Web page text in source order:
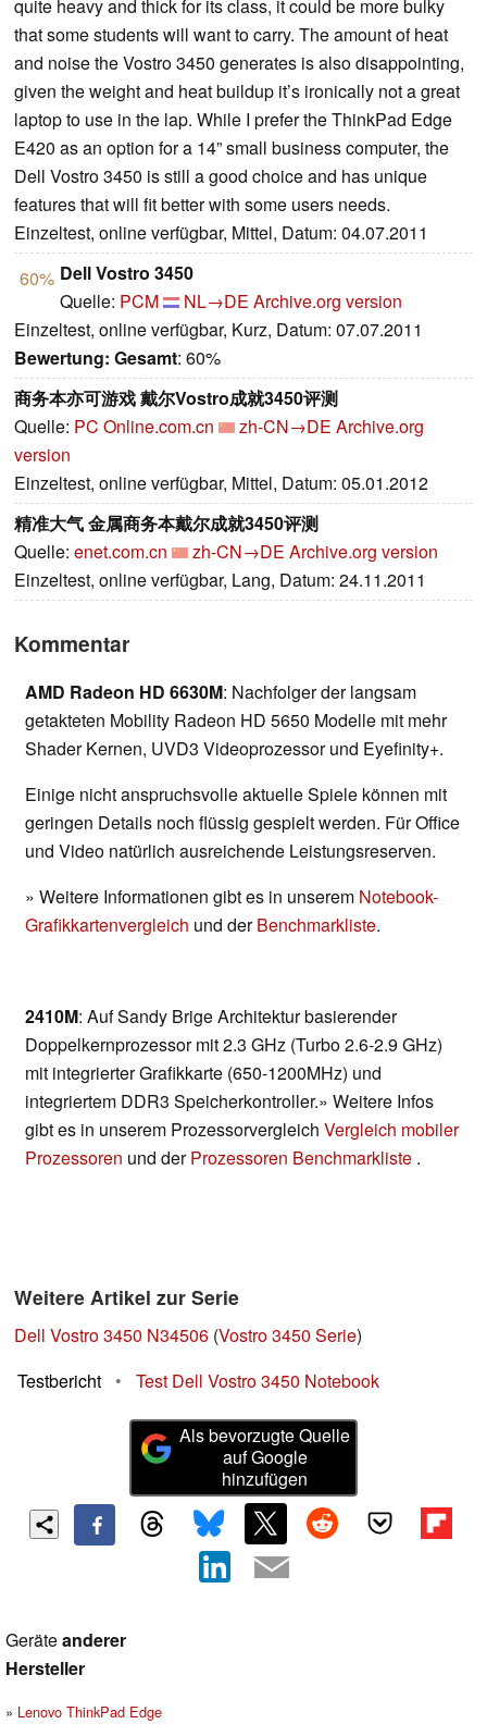
quite heavy and thick for its class, it could be more bulky
that some students will want to carry. The amount of heat
and noise the Vostro 3450 generates is also disappointing,
given the weight and heat buildup it’s ironically not a great
laptop to use in the lap. While I prefer the ThinkPad Edge
E420 as an option for a 14” small business computer, the
Dell Vostro 3450 is still a good choice and has unique
features that will fit better with some users needs.
Einzeltest, online verfügbar, Mittel, Datum: 04.07.2011
60% Dell Vostro 3450
Quelle: PCM NL→DE Archive.org version
Einzeltest, online verfügbar, Kurz, Datum: 07.07.2011
Bewertung: Gesamt: 60%
商务本亦可游戏 戴尔Vostro成就3450评测
Quelle: PC Online.com.cn zh-CN→DE Archive.org
version
Einzeltest, online verfügbar, Mittel, Datum: 05.01.2012
精准大气 金属商务本戴尔成就3450评测
Quelle: enet.com.cn zh-CN→DE Archive.org version
Einzeltest, online verfügbar, Lang, Datum: 24.11.2011
Kommentar
AMD Radeon HD 6630M: Nachfolger der langsam
getakteten Mobility Radeon HD 5650 Modelle mit mehr
Shader Kernen, UVD3 Videoprozessor und Eyefinity+.
Einige nicht anspruchsvolle aktuelle Spiele können mit
geringen Details noch flüssig gespielt werden. Für Office
und Video natürlich ausreichende Leistungsreserven.
» Weitere Informationen gibt es in unserem Notebook-
Grafikkartenvergleich und derBenchmarkliste.
2410M: Auf Sandy Brige Architektur basierender
Doppelkernprozessor mit 2.3 GHz (Turbo 2.6-2.9 GHz)
mit integrierter Grafikkarte (650-1200MHz) und
integriertem DDR3 Speicherkontroller.» Weitere Infos
gibt es in unserem Prozessorvergleich Vergleich mobiler
Prozessoren und derProzessoren Benchmarkliste .
Weitere Artikel zur Serie
Dell Vostro 3450 N34506 (Vostro 3450 Serie)
Testbericht
• Test Dell Vostro 3450 Notebook
Als bevorzugte Quelle
auf Google
hinzufügen
Geräteanderer
Hersteller
Lenovo ThinkPad Edge